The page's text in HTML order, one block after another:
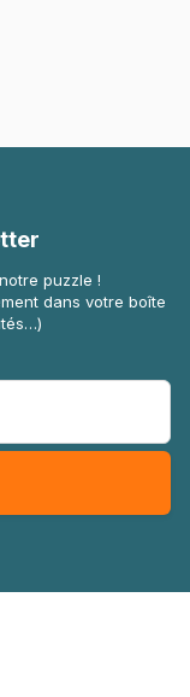
puzzle !
dans votre boîte